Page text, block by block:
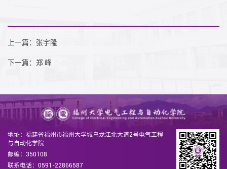
上一篇：张宇隆
下一篇：郑 峰
地址：福建省福州市福州大学城乌龙江北大道2号电气工程
与自动化学院
邮编：350108
联系电话：0591-22866587